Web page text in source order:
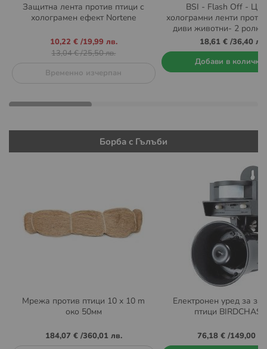
Защитна лента против птици с
холограмен ефект Nortene
Промо
цена
10,22 €/19,99 лв.
13,04 €/25,50 лв.
Временно изчерпан
BSI - Flash Off -
холограмни ленти
диви животни- 2 ролки
метра
18,61 €/36,40 лв.
Добави в
Борба с Гълъби
Мрежа против птици 10 x 10 m
око 50мм
184,07 €/360,01 лв.
Електронен уред за
птици
76,18 €/149,00